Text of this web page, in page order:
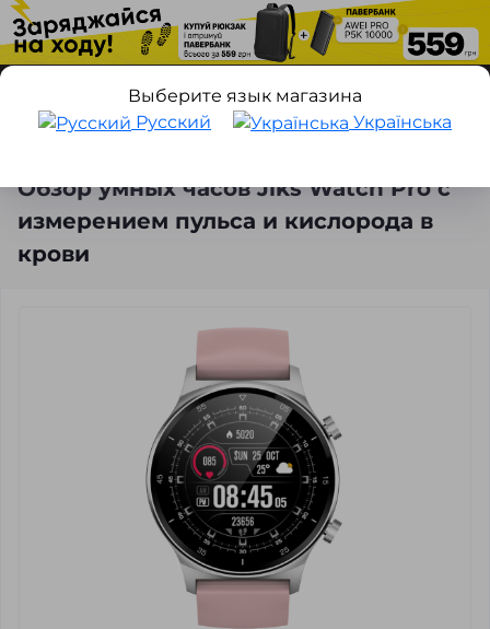
Обзор умных часов Jiks Watch Pro с
измерением пульса и кислорода в
крови
Выберите язык магазина
Русский
Українська